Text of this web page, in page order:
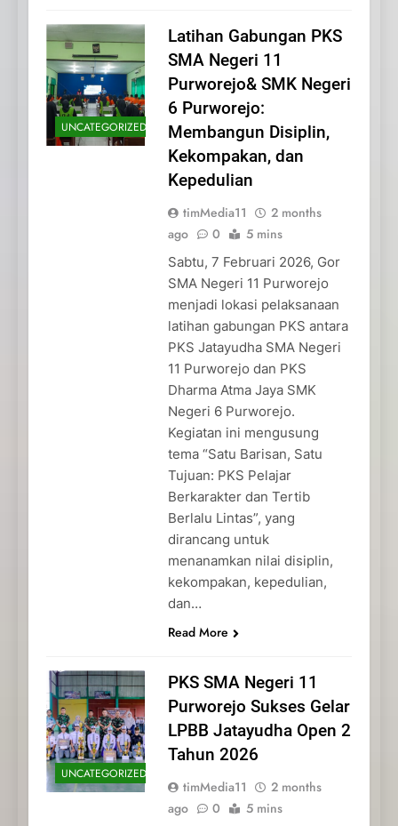
UNCATEGORIZED
Latihan Gabungan PKS
SMA Negeri 11
Purworejo& SMK Negeri
6 Purworejo:
Membangun Disiplin,
Kekompakan, dan
Kepedulian
timMedia11
2 months
ago
0 5 mins
Sabtu, 7 Februari 2026, Gor
SMA Negeri 11 Purworejo
menjadi lokasi pelaksanaan
latihan gabungan PKS antara
PKS Jatayudha SMA Negeri
11 Purworejo dan PKS
Dharma Atma Jaya SMK
Negeri 6 Purworejo.
Kegiatan ini mengusung
tema “Satu Barisan, Satu
Tujuan: PKS Pelajar
Berkarakter dan Tertib
Berlalu Lintas”, yang
dirancang untuk
menanamkan nilai disiplin,
kekompakan, kepedulian,
dan…
Read More
UNCATEGORIZED
PKS SMA Negeri 11
Purworejo Sukses Gelar
LPBB Jatayudha Open 2
Tahun 2026
timMedia11
2 months
ago
0 5 mins